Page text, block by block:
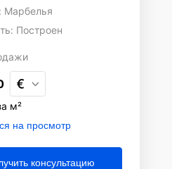
Марбелья
Построен
м²
на просмотр
консультацию